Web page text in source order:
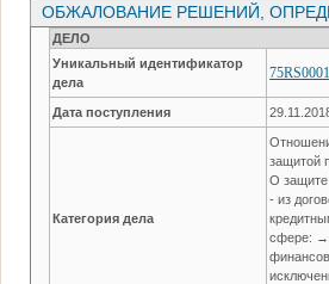
ОБЖАЛОВАНИЕ РЕШЕНИЙ,
ДЕЛО
Уникальный идентификатор
дела
Дата поступления
Категория дела
защитой
О защите
- из
сфере: →